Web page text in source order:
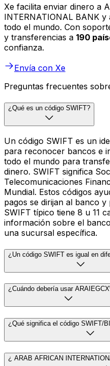
Xe facilita enviar dinero a
INTERNATIONAL BANK
todo el mundo. Con
y transferencias a 190
confianza.
Envía con Xe
Preguntas frecuentes
¿Qué es un código SWIFT?
Un código SWIFT es un
para reconocer bancos e
todo el mundo para
dinero. SWIFT significa
Telecomunicaciones
Mundial. Estos códigos
pagos se dirijan al banco
SWIFT típico tiene 8 u 11
información sobre el
una sucursal específica.
¿Un código SWIFT es igual en
¿Cuándo debería usar
¿Qué significa el código SWIFT/
¿ ARAB AFRICAN